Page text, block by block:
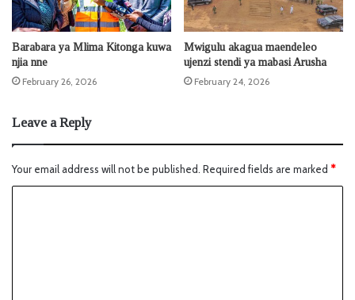
Barabara ya Mlima Kitonga kuwa
njia nne
February 26, 2026
Mwigulu akagua maendeleo
ujenzi stendi ya mabasi Arusha
February 24, 2026
Leave a Reply
Your email address will not be published. Required fields are marked *